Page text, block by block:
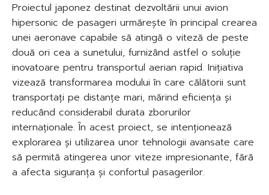
Proiectul japonez destinat dezvoltării unui avion
hipersonic de pasageri urmărește în principal crearea
unei aeronave capabile să atingă o viteză de peste
două ori cea a sunetului, furnizând astfel o soluție
inovatoare pentru transportul aerian rapid. Inițiativa
vizează transformarea modului în care călătorii sunt
transportați pe distanțe mari, mărind eficiența și
reducând considerabil durata zborurilor
internaționale. În acest proiect, se intenționează
explorarea și utilizarea unor tehnologii avansate care
să permită atingerea unor viteze impresionante, fără
a afecta siguranța și confortul pasagerilor.